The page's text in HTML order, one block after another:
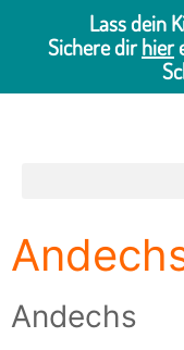
Lass dein
Sichere dirhier
Andechs